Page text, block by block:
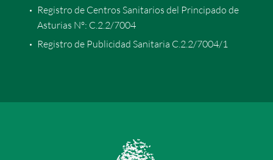
Registro de Centros Sanitarios del Principado de
Asturias Nº: C.2.2/7004
Registro de Publicidad Sanitaria C.2.2/7004/1